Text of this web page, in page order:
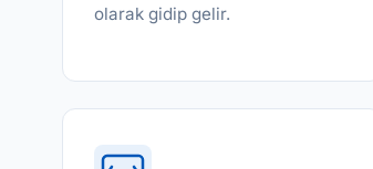
olarak gidip gelir.